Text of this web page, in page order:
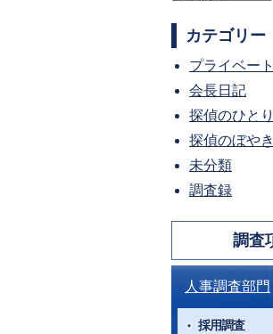
イ
ブ
カテゴリー
プライベー
会長日記
探偵のひと
探偵のぼやき
未分類
調査録
調査
人事調査部門
採用調査